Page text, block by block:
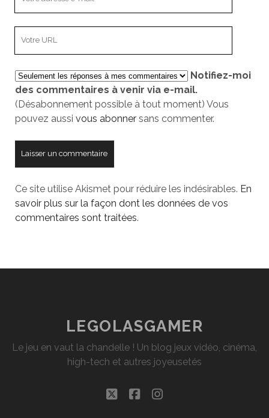
mail
votre
site
Notifiez-moi
des commentaires à venir via e-mail.
(Désabonnement possible à tout moment) Vous
pouvez aussi vous abonnersans commenter.
Ce site utilise Akismet pour réduire les indésirables. En
savoir plus sur la façon dont les données de vos
commentaires sont traitées.
LEGOLASGAMER
Le jeu en vaut la chandelle ! Un blog jeux vidéo, cinéma,
high-tech et autres joyeusetés
twitterfacebookinstagram